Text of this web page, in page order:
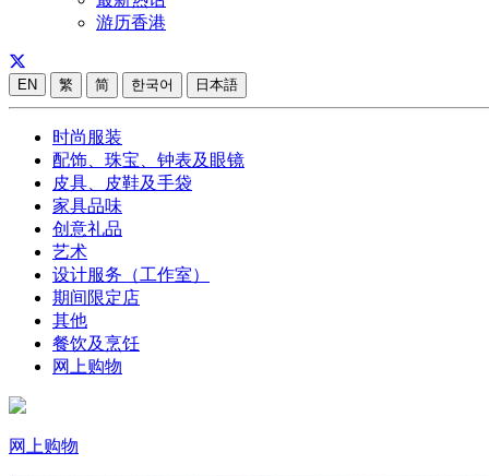
游历香港
EN 繁 简 한국어 日本語
时尚服装
配饰、珠宝、钟表及眼镜
皮具、皮鞋及手袋
家具品味
创意礼品
艺术
设计服务（工作室）
期间限定店
其他
餐饮及烹饪
网上购物
网上购物